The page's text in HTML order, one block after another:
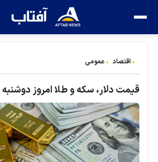
اقتصاد عمومی
قیمت دلار، سکه و طلا امروز دوشنبه ۱۴۰۵/۰۳/۱۱